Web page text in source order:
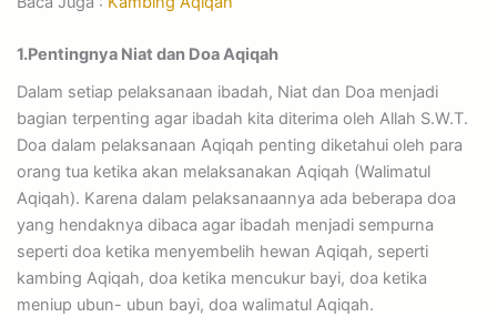
1.Pentingnya Niat dan Doa Aqiqah
Dalam setiap pelaksanaan ibadah, Niat dan Doa menjadi
bagian terpenting agar ibadah kita diterima oleh Allah S.W.T.
Doa dalam pelaksanaan Aqiqah penting diketahui oleh para
orang tua ketika akan melaksanakan Aqiqah (Walimatul
Aqiqah). Karena dalam pelaksanaannya ada beberapa doa
yang hendaknya dibaca agar ibadah menjadi sempurna
seperti doa ketika menyembelih hewan Aqiqah, seperti
kambing Aqiqah, doa ketika mencukur bayi, doa ketika
meniup ubun- ubun bayi, doa walimatul Aqiqah.